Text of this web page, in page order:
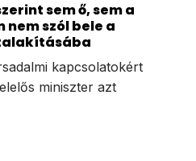
sem ő, sem a
szól bele a
kapcsolatokért
miniszter azt